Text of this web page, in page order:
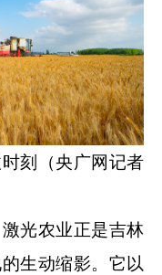
刻（央广网记者
光农业正是吉林
生动缩影。它以